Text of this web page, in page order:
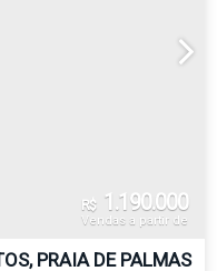
R$ 1.190.000
Vendas a partir de
PRAIA DE PALMAS